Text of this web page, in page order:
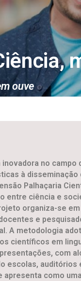
ouve
no campo
à
Palhaçaria
entre ciência e
organiza-se
e
A metodologia
científicos em
com
escolas, auditórios
como